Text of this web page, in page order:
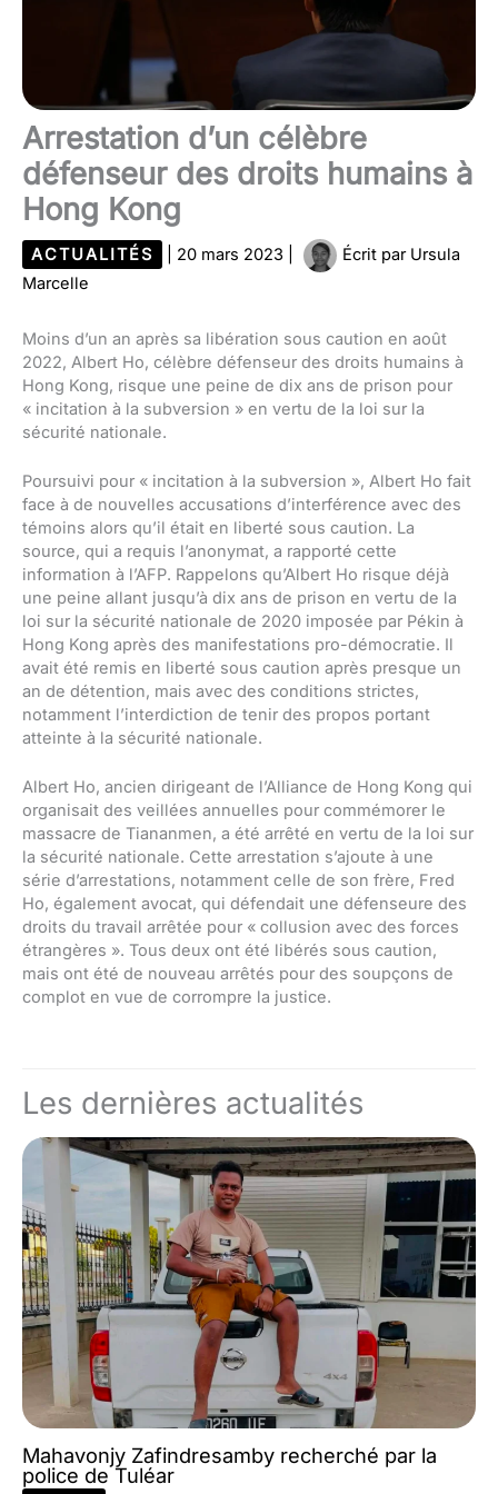
Arrestation d’un célèbre
défenseur des droits humains à
Hong Kong
ACTUALITÉS 20 mars 2023 Écrit par Ursula
Marcelle
Moins d’un an après sa libération sous caution en août
2022, Albert Ho, célèbre défenseur des droits humains à
Hong Kong, risque une peine de dix ans de prison pour
« incitation à la subversion » en vertu de la loi sur la
sécurité nationale.
Poursuivi pour « incitation à la subversion », Albert Ho fait
face à de nouvelles accusations d’interférence avec des
témoins alors qu’il était en liberté sous caution. La
source, qui a requis l’anonymat, a rapporté cette
information à l’AFP. Rappelons qu’Albert Ho risque déjà
une peine allant jusqu’à dix ans de prison en vertu de la
loi sur la sécurité nationale de 2020 imposée par Pékin à
Hong Kong après des manifestations pro-démocratie. Il
avait été remis en liberté sous caution après presque un
an de détention, mais avec des conditions strictes,
notamment l’interdiction de tenir des propos portant
atteinte à la sécurité nationale.
Albert Ho, ancien dirigeant de l’Alliance de Hong Kong qui
organisait des veillées annuelles pour commémorer le
massacre de Tiananmen, a été arrêté en vertu de la loi sur
la sécurité nationale. Cette arrestation s’ajoute à une
série d’arrestations, notamment celle de son frère, Fred
Ho, également avocat, qui défendait une défenseure des
droits du travail arrêtée pour « collusion avec des forces
étrangères ». Tous deux ont été libérés sous caution,
mais ont été de nouveau arrêtés pour des soupçons de
complot en vue de corrompre la justice.
Les dernières actualités
Mahavonjy Zafindresamby recherché par la
police de Tuléar